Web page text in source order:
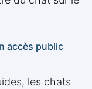
accès public
les chats